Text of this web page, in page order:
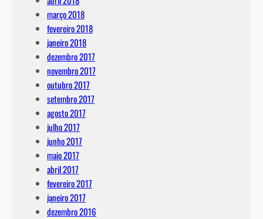
março 2018
fevereiro 2018
janeiro 2018
dezembro 2017
novembro 2017
outubro 2017
setembro 2017
agosto 2017
julho 2017
junho 2017
maio 2017
abril 2017
fevereiro 2017
janeiro 2017
dezembro 2016